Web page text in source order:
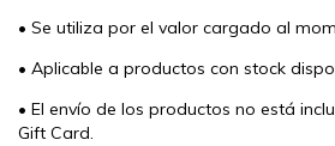
• Se utiliza por el valor cargado al
• Aplicable a productos con stock
• El envío de los productos no está
Gift Card.